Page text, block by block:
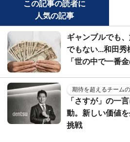
この記事の読者に
人気の記事
ギャンブルでも
でもない...和田秀
「世の中で一番
期待を超えるチーム
「さすが」の一
動。新しい価値
挑戦